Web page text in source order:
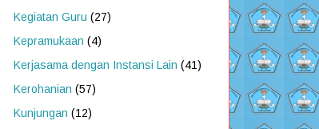
Kegiatan Guru (27)
Kepramukaan (4)
Kerjasama dengan Instansi Lain (41)
Kerohanian (57)
Kunjungan (12)